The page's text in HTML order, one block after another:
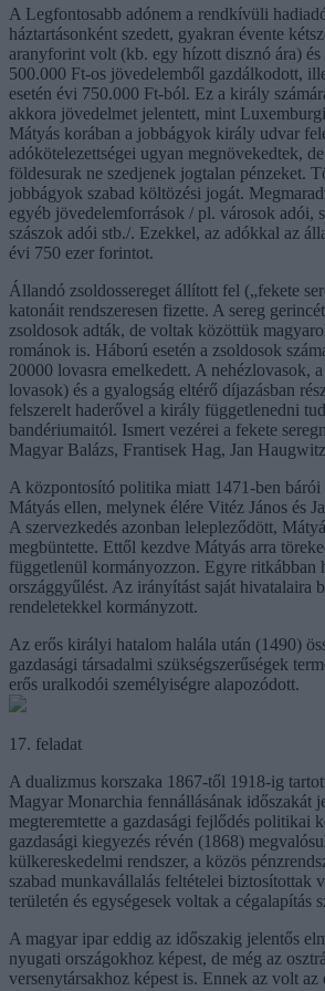
A Legfontosabb adónem a rendkívüli
háztartásonként szedett, gyakran évente
aranyforint volt (kb. egy hízott disznó ára) és
500.000 Ft-os jövedelemből gazdálkodott,
esetén évi 750.000 Ft-ból. Ez a király
akkora jövedelmet jelentett, mint
Mátyás korában a jobbágyok király udvar
adókötelezettségei ugyan megnövekedtek,
földesurak ne szedjenek jogtalan pénzeket.
jobbágyok szabad költözési jogát.
egyéb jövedelemforrások / pl. városok adói,
szászok adói stb./. Ezekkel, az adókkal az
évi 750 ezer forintot.
Állandó zsoldossereget állított fel („fekete
katonáit rendszeresen fizette. A sereg
zsoldosok adták, de voltak közöttük
románok is. Háború esetén a zsoldosok
20000 lovasra emelkedett. A nehézlovasok,
lovasok) és a gyalogság eltérő díjazásban
felszerelt haderővel a király függetlenedni
bandériumaitól. Ismert vezérei a fekete
Magyar Balázs, Frantisek Hag, Jan
A központosító politika miatt 1471-ben bárói
Mátyás ellen, melynek élére Vitéz János és
A szervezkedés azonban lelepleződött,
megbüntette. Ettől kezdve Mátyás arra
függetlenül kormányozzon. Egyre ritkábban
országgyűlést. Az irányítást saját hivatalaira
rendeletekkel kormányzott.
Az erős királyi hatalom halála után (1490)
gazdasági társadalmi szükségszerűségek
erős uralkodói személyiségre alapozódott.
17. feladat
A dualizmus korszaka 1867-től 1918-ig
Magyar Monarchia fennállásának időszakát
megteremtette a gazdasági fejlődés politikai
gazdasági kiegyezés révén (1868)
külkereskedelmi rendszer, a közös
szabad munkavállalás feltételei biztosítottak
területén és egységesek voltak a cégalapítás
A magyar ipar eddig az időszakig jelentős
nyugati országokhoz képest, de még az
versenytársakhoz képest is. Ennek az volt